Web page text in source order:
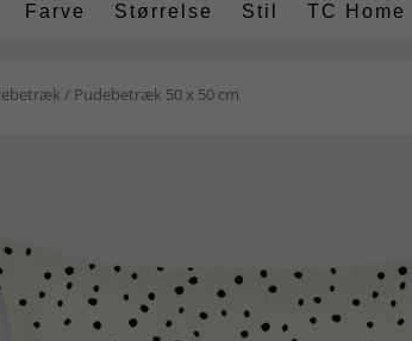
Farve Størrelse Stil TC Home
/ Pudebetræk 50 x 50 cm